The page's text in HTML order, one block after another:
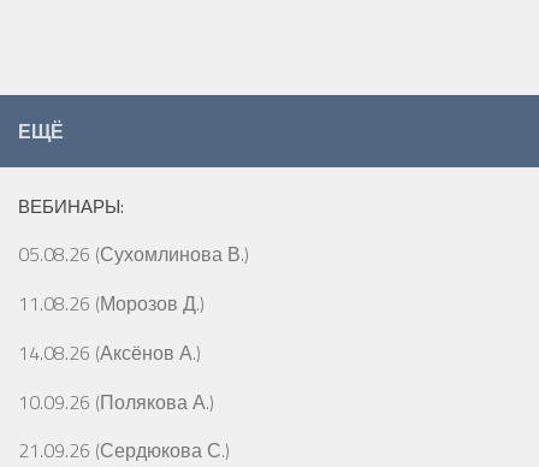
ЕЩЁ
ВЕБИНАРЫ:
05.08.26 (Сухомлинова В.)
11.08.26 (Морозов Д.)
14.08.26 (Аксёнов А.)
10.09.26 (Полякова А.)
21.09.26 (Сердюкова С.)